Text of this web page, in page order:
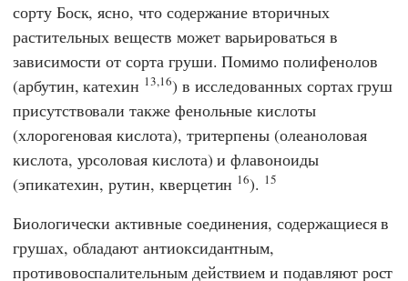
сорту Боск, ясно, что содержание вторичных
растительных веществ может варьироваться в
зависимости от сорта груши. Помимо полифенолов
(арбутин, катехин 13,16) в исследованных сортах груш
присутствовали также фенольные кислоты
(хлорогеновая кислота), тритерпены (олеаноловая
кислота, урсоловая кислота) и флавоноиды
(эпикатехин, рутин, кверцетин 16). 15
Биологически активные соединения, содержащиеся в
грушах, обладают антиоксидантным,
противовоспалительным действием и подавляют рост